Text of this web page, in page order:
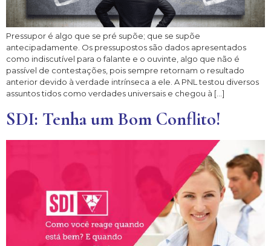
Pressupor é algo que se pré supõe; que se supõe
antecipadamente. Os pressupostos são dados apresentados
como indiscutível para o falante e o ouvinte, algo que não é
passível de contestações, pois sempre retornam o resultado
anterior devido à verdade intrínseca a ele. A PNL testou diversos
assuntos tidos como verdades universais e chegou à […]
SDI: Tenha um Bom Conflito!